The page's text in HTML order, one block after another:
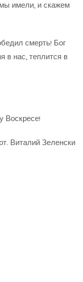
имели, и скажем
смерть! Бог
в нас, теплится в
Воскресе!
Виталий Зеленски